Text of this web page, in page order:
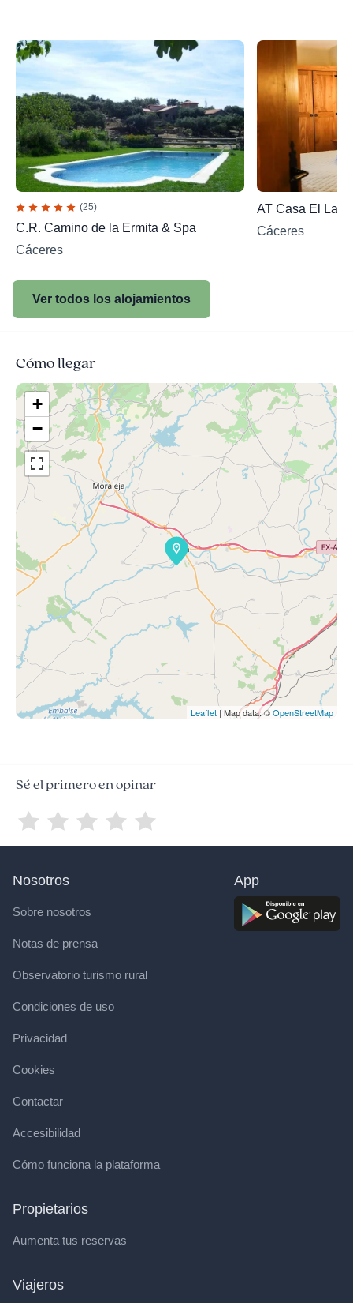
(25)
C.R. Camino de la Ermita & Spa
Cáceres
AT Casa El Lago
Cáceres
Ver todos los alojamientos
Cómo llegar
+
−
Leaflet | Map data: ©OpenStreetMap
Sé el primero en opinar
Nosotros
Sobre nosotros
Notas de prensa
Observatorio turismo rural
Condiciones de uso
Privacidad
Cookies
Contactar
Accesibilidad
Cómo funciona la plataforma
Propietarios
Aumenta tus reservas
Viajeros
App